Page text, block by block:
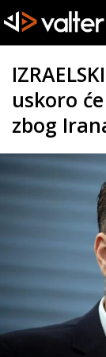
uskoro
zbog